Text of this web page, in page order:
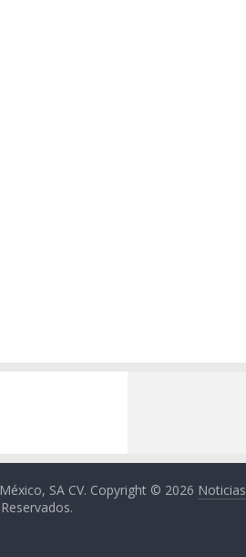
SA CV. Copyright © 2026